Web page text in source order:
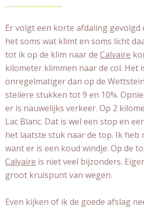
Er volgt een korte afdaling
het soms wat klimt en soms licht
tot ik op de klim naar de Calvaire
kilometer klimmen naar de col. Het
onregelmatiger dan op de
steilere stukken tot 9 en 10%.
er is nauwelijks verkeer. Op 2
Lac Blanc. Dat is wel een stop en
het laatste stuk naar de top. Ik heb
want er is een koud windje. Op de
Calvaire is niet veel bijzonders.
groot kruispunt van wegen.
Even kijken of ik de goede afslag